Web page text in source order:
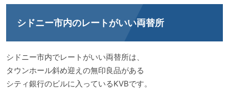
シドニー市内のレートがいい両替所
シドニー市内でレートがいい両替所は、
タウンホール斜め迎えの無印良品がある
シティ銀行のビルに入っているKVBです。